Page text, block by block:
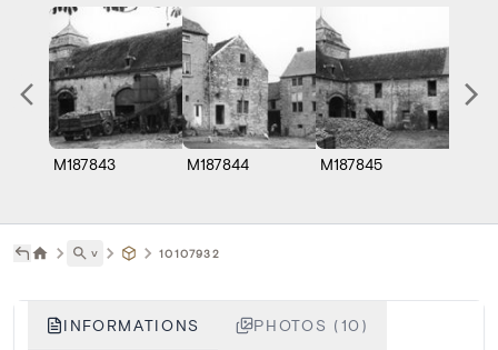
M187843 M187844 M187845
˅ 10107932
INFORMATIONS PHOTOS (10)